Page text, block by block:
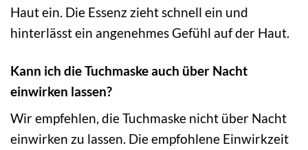
Haut ein. Die Essenz zieht schnell ein und
hinterlässt ein angenehmes Gefühl auf der Haut.
Kann ich die Tuchmaske auch über Nacht
einwirken lassen?
Wir empfehlen, die Tuchmaske nicht über Nacht
einwirken zu lassen. Die empfohlene Einwirkzeit